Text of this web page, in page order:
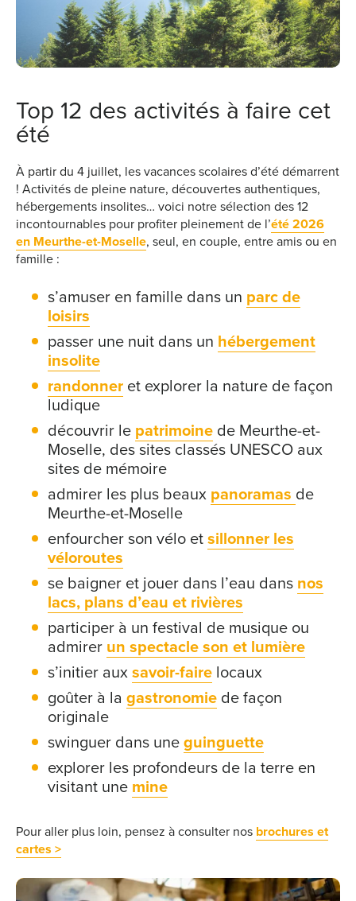
Top 12 des activités à faire cet
été
À partir du 4 juillet, les vacances scolaires d’été démarrent
! Activités de pleine nature, découvertes authentiques,
hébergements insolites… voici notre sélection des 12
incontournables pour profiter pleinement de l’été 2026
en Meurthe-et-Moselle, seul, en couple, entre amis ou en
famille :
s’amuser en famille dans un parc de
loisirs
passer une nuit dans un hébergement
insolite
randonner et explorer la nature de façon
ludique
découvrir le patrimoine de Meurthe-et-
Moselle, des sites classés UNESCO aux
sites de mémoire
admirer les plus beaux panoramas de
Meurthe-et-Moselle
enfourcher son vélo et sillonner les
véloroutes
se baigner et jouer dans l’eau dans nos
lacs, plans d’eau et rivières
participer à un festival de musique ou
admirer un spectacle son et lumière
s’initier aux savoir-faire locaux
goûter à la gastronomie de façon
originale
swinguer dans une guinguette
explorer les profondeurs de la terre en
visitant une mine
Pour aller plus loin, pensez à consulter nos brochures et
cartes >